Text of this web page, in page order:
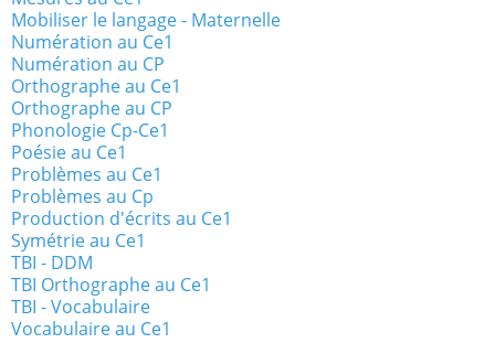
Mobiliser le langage - Maternelle
Numération au Ce1
Numération au CP
Orthographe au Ce1
Orthographe au CP
Phonologie Cp-Ce1
Poésie au Ce1
Problèmes au Ce1
Problèmes au Cp
Production d'écrits au Ce1
Symétrie au Ce1
TBI - DDM
TBI Orthographe au Ce1
TBI - Vocabulaire
Vocabulaire au Ce1